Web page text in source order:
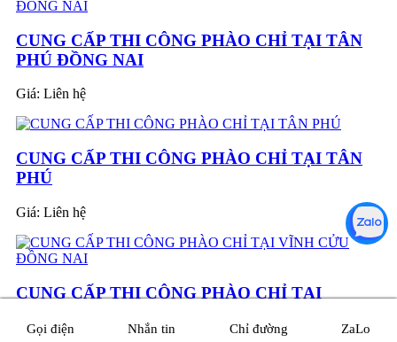
CUNG CẤP THI CÔNG PHÀO CHỈ TẠI TÂN
PHÚ ĐỒNG NAI
Giá: Liên hệ
CUNG CẤP THI CÔNG PHÀO CHỈ TẠI TÂN
PHÚ
Giá: Liên hệ
CUNG CẤP THI CÔNG PHÀO CHỈ TẠI
Gọi điện Nhắn tin Chỉ đường ZaLo